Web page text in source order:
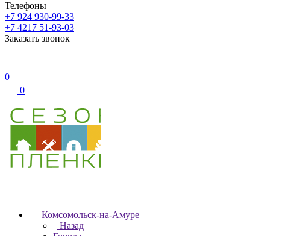
Телефоны
+7 924 930-99-33
+7 4217 51-93-03
Заказать звонок
0
0
Комсомольск-на-Амуре
Назад